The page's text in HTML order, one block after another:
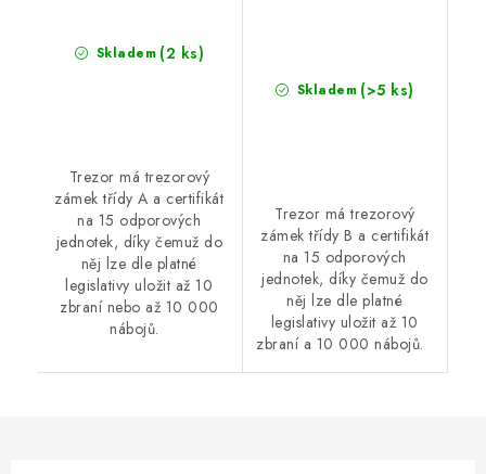
Skladem (2 ks)
Trezor má trezorový
zámek třídy A a certifikát
na 15 odporových
jednotek, díky čemuž do
něj lze dle platné
legislativy uložit až 10
zbraní nebo až 10 000
nábojů.
Skladem (>5 ks)
Trezor má trezorový
zámek třídy B a certifikát
na 15 odporových
jednotek, díky čemuž do
něj lze dle platné
legislativy uložit až 10
zbraní a 10 000 nábojů.